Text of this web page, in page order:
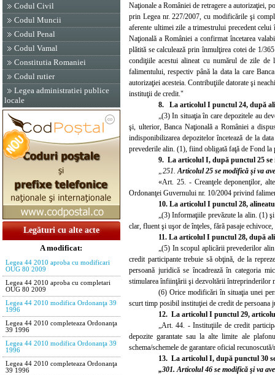
Codul Civil
Codul Muncii
Codul Penal
Codul Vamal
Constitutia Romaniei
Codul rutier
Legea administratiei publice
locale
Legături cu alte acte
A modificat:
Legea 44 2010 aproba cu modificari
OUG 80 2009
Legea 44 2010 aproba cu completari
OUG 80 2009
Legea 44 2010 modifica Ordonanţa 39
1996
Legea 44 2010 completeaza Ordonanţa
39 1996
Legea 44 2010 modifica Ordonanţa 39
1996
Legea 44 2010 completeaza Ordonanţa
39 1996
Naţionale a României de retragere a autorizaţiei,
prin Legea nr. 227/2007, cu modificările şi
aferente ultimei zile a trimestrului precedent celui
Naţională a României a confirmat încetarea
plătită se calculează prin înmulţirea cotei de 1/
condiţiile acestui alineat cu numărul de zile de
falimentului, respectiv până la data la care
autorizaţiei acesteia. Contribuţiile datorate şi
instituţii de credit."
8. La articolul I punctul 24, după
„(3) In situaţia în care depozitele au
şi, ulterior, Banca Naţională a României a
indisponibilizarea depozitelor încetează de la
prevederile alin. (1), fiind obligată faţă de Fond la
9. La articolul I, după punctul 25
„251. Articolul 25 se modifică şi va
«Art. 25. - Creanţele deponenţilor,
Ordonanţei Guvernului nr. 10/2004 privind
10. La articolul I punctul 28,
„(3) Informaţiile prevăzute la alin. (1)
clar, fluent şi uşor de înţeles, fără pasaje
11. La articolul I punctul 28, după
„(5) In scopul aplicării prevederilor
credit participante trebuie să obţină, de la
persoană juridică se încadrează în categoria
stimularea înfiinţării şi dezvoltării întreprinderilor
(6) Orice modificări în situaţia unei
scurt timp posibil instituţiei de credit de persoana
12. La articolul I punctul 29,
„Art. 44. - Instituţiile de credit
depozite garantate sau la alte limite ale
schema/schemele de garantare oficial
13. La articolul I, după punctul 30
„301. Articolul 46 se modifică şi va